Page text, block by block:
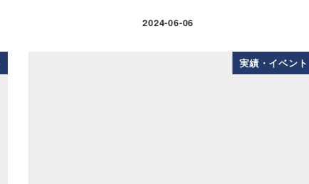
2024-06-06
実績・イベント